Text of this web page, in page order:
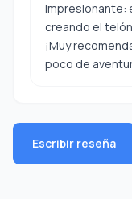
impresionante:
creando el
¡Muy
poco de
Escribir reseña